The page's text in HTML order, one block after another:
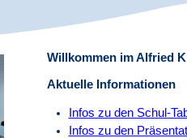
Willkommen im Alfried
Aktuelle Informationen
Infos zu den Schul-
Infos zu den